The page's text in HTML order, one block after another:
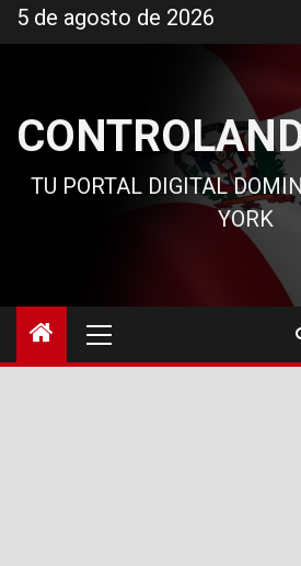
al
5 de agosto de 2026
TU PORTAL DIGITAL
YORK
principal